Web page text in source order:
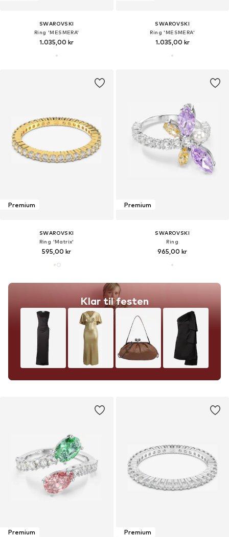
SWAROVSKI
Ring 'MESMERA'
1.035,00 kr
SWAROVSKI
Ring 'MESMERA'
1.035,00 kr
Premium
SWAROVSKI
Ring 'Matrix'
595,00 kr
Klar til festen
Premium
SWAROVSKI
Ring
965,00 kr
Premium Premium